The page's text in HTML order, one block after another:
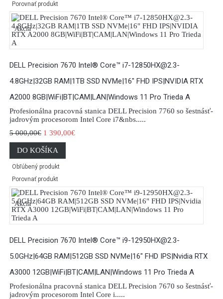
Porovnať produkt
Akcia
DELL Precision 7670 Intel® Core™ i7-12850HX@2.3-
4.8GHz|32GB RAM|1TB SSD NVMe|16" FHD IPS|NVIDIA RTX
A2000 8GB|WiFi|BT|CAM|LAN|Windows 11 Pro Trieda A
Profesionálna pracovná stanica DELL Precision 7760 so šestnásť-
jadrovým procesorom Intel Core i7&nbs.....
5 000,00€ 1 390,00€
DO KOŠÍKA
Obľúbený produkt
Porovnať produkt
Akcia
DELL Precision 7670 Intel® Core™ i9-12950HX@2.3-
5.0GHz|64GB RAM|512GB SSD NVMe|16" FHD IPS|Nvidia RTX
A3000 12GB|WiFi|BT|CAM|LAN|Windows 11 Pro Trieda A
Profesionálna pracovná stanica DELL Precision 7670 so šestnásť-
jadrovým procesorom Intel Core i.....